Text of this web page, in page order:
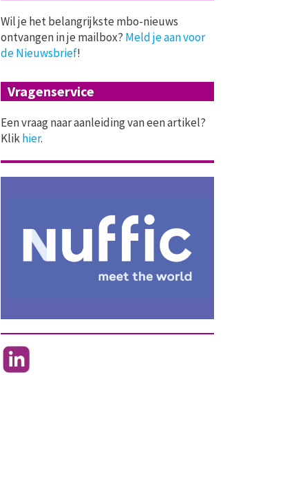
Wil je het belangrijkste mbo-nieuws
ontvangen in je mailbox? Meld je aan voor
de Nieuwsbrief!
Vragenservice
Een vraag naar aanleiding van een artikel?
Klikhier.